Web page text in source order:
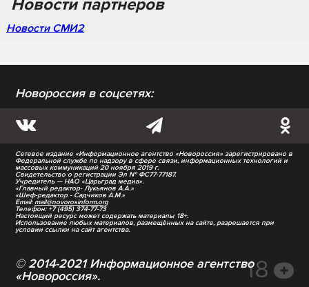
Новости партнеров
Новости СМИ2
Новороссия в соцсетях:
Сетевое издание «Информационное агентство «Новороссия» зарегистрировано в
Федеральной службе по надзору в сфере связи, информационных технологий и
массовых коммуникаций 20 ноября 2019 г.
Свидетельство о регистрации Эл № ФС77-77187.
Учредитель — НАО «Царьград медиа».
«Главный редактор- Лукьянов А.А.»
«Шеф-редактор - Садчиков А.М.»
Email:mail@novorosinform.org
Телефон: +7 (495) 374-77-73
Настоящий ресурс может содержать материалы 18+.
Использование любых материалов, размещённых на сайте, разрешается при
условии ссылки на сайт агентства.
© 2014-2021 Информационное агентство
«Новороссия».